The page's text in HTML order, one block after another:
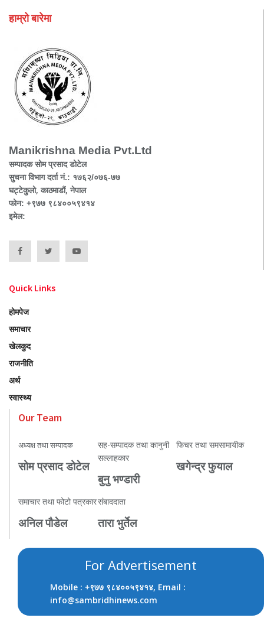
हाम्रो बारेमा
Manikrishna Media Pvt.Ltd
सम्पादक सोम प्रसाद डोटेल
सुचना विभाग दर्ता नं.: १७६२/०७६-७७
घट्टेकुलो, काठमाडौं, नेपाल
फोन: +९७७ ९८४००५९४१४
इमेल:
Quick Links
होमपेज
समाचार
खेलकुद
राजनीति
अर्थ
स्वास्थ्य
Our Team
अध्यक्ष तथा सम्पादक
सोम प्रसाद डोटेल
सह-सम्पादक तथा कानुनी
सल्लाहकार
बुनु भण्डारी
फिचर तथा समसामायीक
खगेन्द्र फुयाल
समाचार तथा फोटो पत्रकार
अनिल पौडेल
संबाददाता
तारा भुर्तेल
For Advertisement
Mobile : +९७७ ९८४००५९४१४, Email :
info@sambridhinews.com